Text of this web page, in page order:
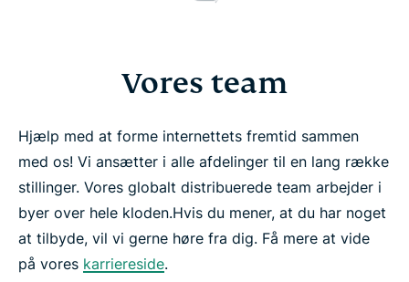
Vores team
Hjælp med at forme internettets fremtid sammen
med os! Vi ansætter i alle afdelinger til en lang række
stillinger. Vores globalt distribuerede team arbejder i
byer over hele kloden.Hvis du mener, at du har noget
at tilbyde, vil vi gerne høre fra dig. Få mere at vide
på vores karriereside.